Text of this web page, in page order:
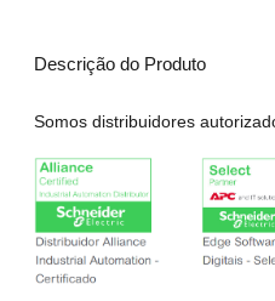
Descrição do Produto
Somos distribuidores